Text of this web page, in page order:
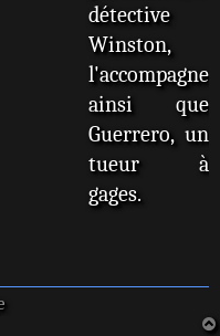
détective
Winston,
l'accompagne
ainsi que
Guerrero, un
tueur à
gages.